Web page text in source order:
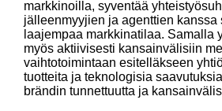
markkinoilla, syventää
jälleenmyyjien ja agenttien kanssa
laajempaa markkinatilaa. Samalla
myös aktiivisesti kansainvälisiin
vaihtotoimintaan esitelläkseen
tuotteita ja teknologisia
brändin tunnettuutta ja